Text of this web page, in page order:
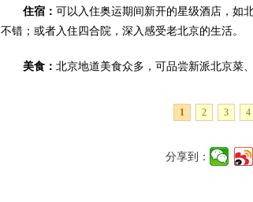
住宿： 可以入住奥运期间新开的星级酒店，如
不错；或者入住四合院，深入感受老北京的生活。
美食： 北京地道美食众多，可品尝新派北京菜
1 2 3 4
分享到：